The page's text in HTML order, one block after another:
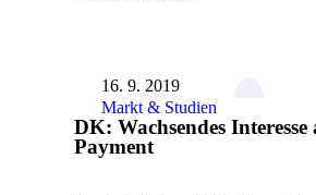
16. 9. 2019
Markt & Studien
DK: Wachsendes
Payment